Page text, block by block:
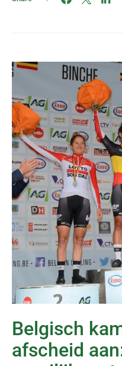
Belgisch
afscheid